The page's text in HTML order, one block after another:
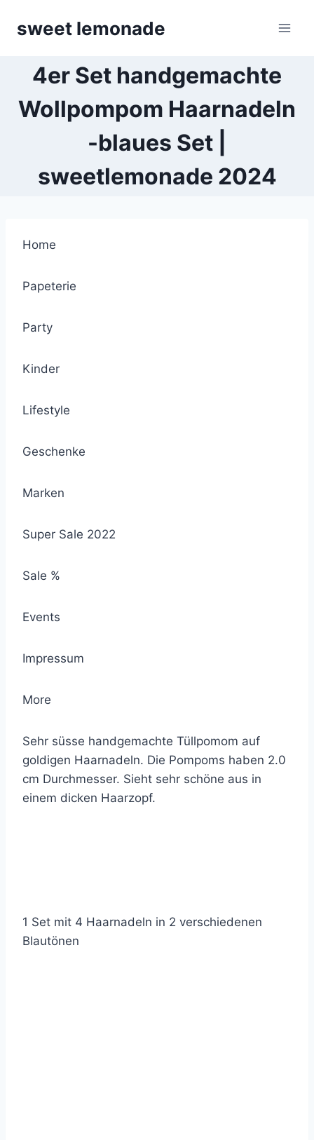
sweet lemonade
4er Set handgemachte
Wollpompom Haarnadeln
-blaues Set |
sweetlemonade 2024
Home
Papeterie
Party
Kinder
Lifestyle
Geschenke
Marken
Super Sale 2022
Sale %
Events
Impressum
More
Sehr süsse handgemachte Tüllpomom auf
goldigen Haarnadeln. Die Pompoms haben 2.0
cm Durchmesser. Sieht sehr schöne aus in
einem dicken Haarzopf.
1 Set mit 4 Haarnadeln in 2 verschiedenen
Blautönen